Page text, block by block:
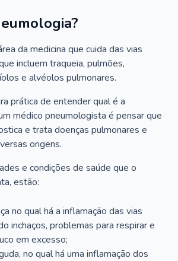
da medicina que cuida das vias
incluem traqueia, pulmões,
e alvéolos pulmonares.
prática de entender qual é a
médico pneumologista é pensar que
e trata doenças pulmonares e
origens.
e condições de saúde que o
estão:
no qual há a inflamação das vias
inchaços, problemas para respirar e
em excesso;
no qual há uma inflamação dos